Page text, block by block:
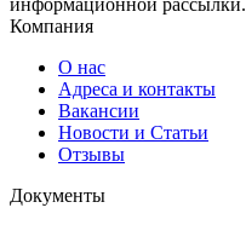
информационной рассылки.
Компания
О нас
Адреса и контакты
Вакансии
Новости и Статьи
Отзывы
Документы